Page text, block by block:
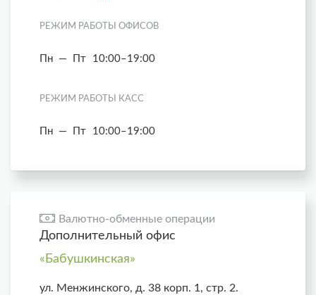
РЕЖИМ РАБОТЫ ОФИСОВ
Пн — Пт 10:00–19:00
РЕЖИМ РАБОТЫ КАСС
Пн — Пт 10:00–19:00
Валютно-обменные операции
Дополнительный офис
«Бабушкинская»
ул. Менжинского, д. 38 корп. 1, стр. 2.